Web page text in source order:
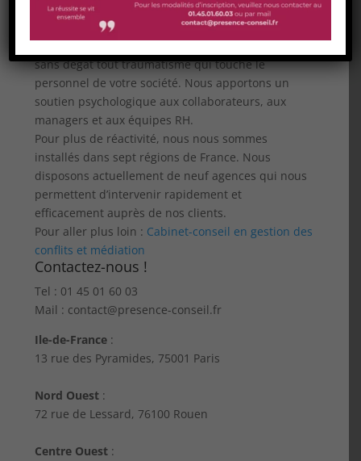
démarches à entreprendre et les postures à
adopter quelle que soit la situation. Nous nous
proposons de vous accompagner pour surmonter
sans dégât tout traumatisme qui touche le
personnel de votre société. Nous apportons un
soutien psychologique aux collaborateurs, aux
managers et aux équipes RH.
Pour plus de réactivité, nous nous sommes
installés dans sept régions de France. Nous
disposons actuellement de neuf agences qui nous
permettent d’intervenir rapidement et
efficacement auprès de nos clients.
Pour aller plus loin : Cabinet-conseil en gestion des
conflits et médiation
Contactez-nous !
Tel : 01 45 01 60 03
Mail : contact@presence-conseil.fr
Ile-de-France :
13 rue des Pyramides, 75001 Paris
Nord Ouest :
72 rue de Lessard, 76100 Rouen
Centre Ouest :